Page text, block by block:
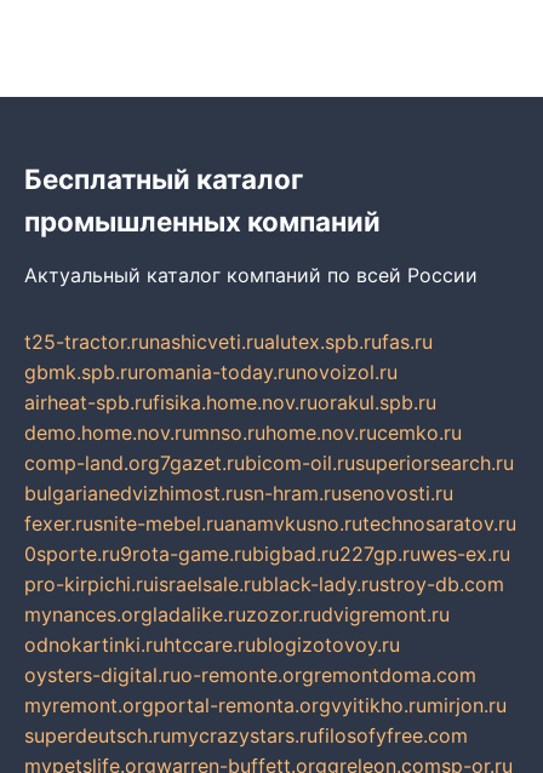
Бесплатный каталог
промышленных компаний
Актуальный каталог компаний по всей России
t25-tractor.runashicveti.rualutex.spb.rufas.ru
gbmk.spb.ruromania-today.runovoizol.ru
airheat-spb.rufisika.home.nov.ruorakul.spb.ru
demo.home.nov.rumnso.ruhome.nov.rucemko.ru
comp-land.org7gazet.rubicom-oil.rusuperiorsearch.ru
bulgarianedvizhimost.rusn-hram.rusenovosti.ru
fexer.rusnite-mebel.ruanamvkusno.rutechnosaratov.ru
0sporte.ru9rota-game.rubigbad.ru227gp.ruwes-ex.ru
pro-kirpichi.ruisraelsale.rublack-lady.rustroy-db.com
mynances.orgladalike.ruzozor.rudvigremont.ru
odnokartinki.ruhtccare.rublogizotovoy.ru
oysters-digital.ruo-remonte.orgremontdoma.com
myremont.orgportal-remonta.orgvyitikho.rumirjon.ru
superdeutsch.rumycrazystars.rufilosofyfree.com
mypetslife.orgwarren-buffett.orggreleon.comsp-or.ru